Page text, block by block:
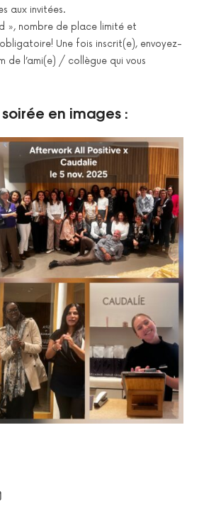
aux invitées.
», nombre de place limité et
Une fois inscrit(e), envoyez-
de l’ami(e) / collègue qui vous
en images :